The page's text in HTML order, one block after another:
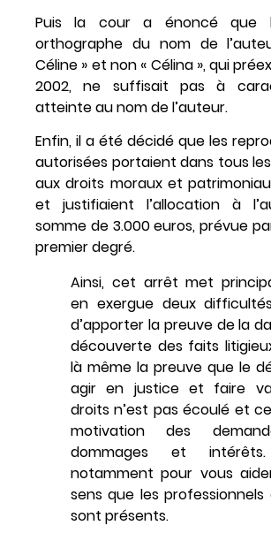
Puis la cour a énoncé que
orthographe du nom de
Céline » et non « Célina », qui
2002, ne suffisait pas à
atteinte au nom de l’auteur.
Enfin, il a été décidé que les
autorisées portaient dans tous
aux droits moraux et
et justifiaient l’allocation à
somme de 3.000 euros, prévue
premier degré.
Ainsi, cet arrêt met
en exergue deux
d’apporter la preuve de la
découverte des faits
là même la preuve que le
agir en justice et faire
droits n’est pas écoulé et
motivation des
dommages et
notamment pour vous
sens que les
sont présents.